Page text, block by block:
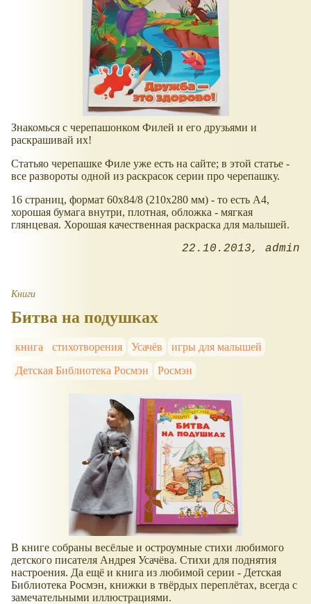
Знакомься с черепашонком Филей и его друзьями и
раскрашивай их!
Статьяо черепашке Филе уже есть на сайте; в этой статье -
все развороты одной из раскрасок серии про черепашку.
16 страниц, формат 60x84/8 (210x280 мм) - то есть А4,
хорошая бумага внутри, плотная, обложка - мягкая
глянцевая. Хорошая качественная раскраска для малышей.
22.10.2013 admin
Книги
Битва на подушках
книга стихотворения Усачёв
игры для малышей
Детская Библиотека Росмэн
Росмэн
В книге собраны весёлые и остроумные стихи любимого
детского писателя Андрея Усачёва. Стихи для поднятия
настроения. Да ещё и книга из любимой серии - Детская
Библиотека Росмэн, книжки в твёрдых переплётах, всегда с
замечательными иллюстрациями.